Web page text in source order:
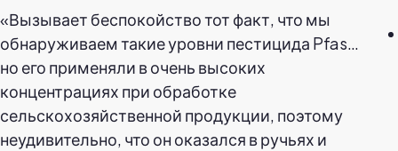
«Вызывает беспокойство тот факт, что мы
обнаруживаем такие уровни пестицида Pfas…
но его применяли в очень высоких
концентрациях при обработке
сельскохозяйственной продукции, поэтому
неудивительно, что он оказался в ручьях и